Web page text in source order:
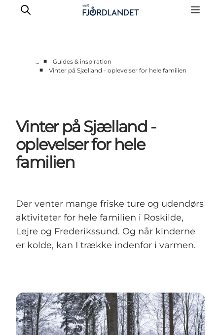
Overnatning
Oplevelser
… ■
Guides & inspiration
■
Vinter på Sjælland - oplevelser for hele familien
Vinter på Sjælland -
oplevelser for hele
familien
Der venter mange friske ture og udendørs
aktiviteter for hele familien i Roskilde,
Lejre og Frederikssund. Og når kinderne
er kolde, kan I trække indenfor i varmen.